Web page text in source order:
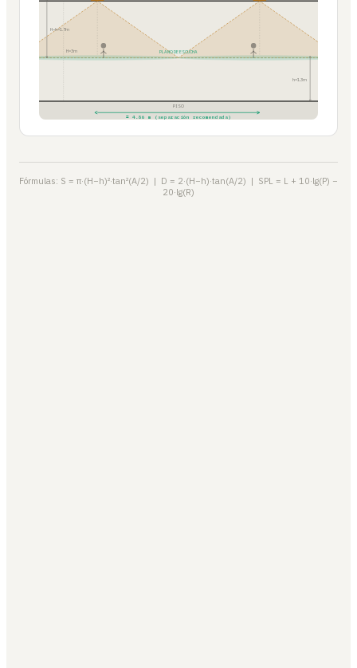
PISO
PLANO DE ESCUCHA
≈ 4.86 m (separación recomendada)
H−h=1.7m
h=1.3m
H=3m
Fórmulas: S = π·(H−h)²·tan²(A/2) | D = 2·(H−h)·tan(A/2) | SPL = L + 10·lg(P) −
20·lg(R)